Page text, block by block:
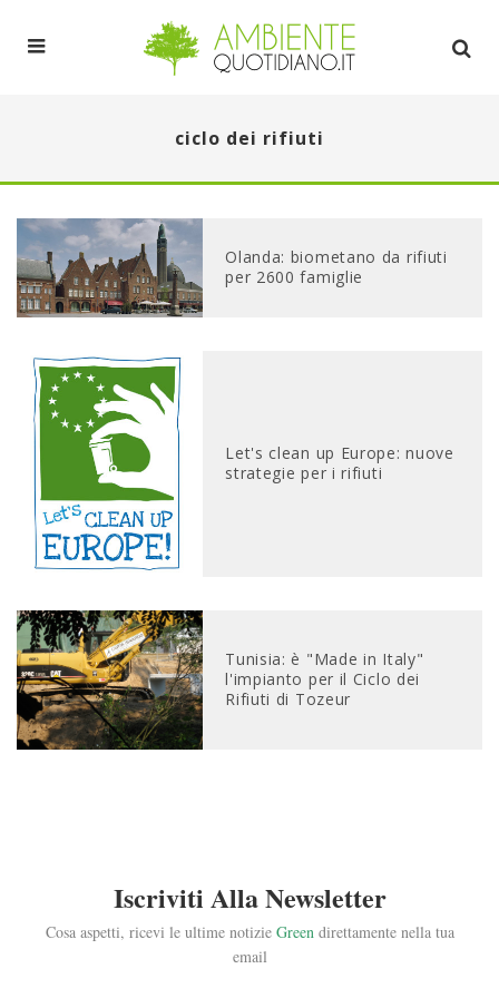
ciclo dei rifiuti
Olanda: biometano da rifiuti
per 2600 famiglie
Let's clean up Europe: nuove
strategie per i rifiuti
Tunisia: è "Made in Italy"
l'impianto per il Ciclo dei
Rifiuti di Tozeur
Iscriviti Alla Newsletter
Cosa aspetti, ricevi le ultime notizie Greendirettamente nella tua
email